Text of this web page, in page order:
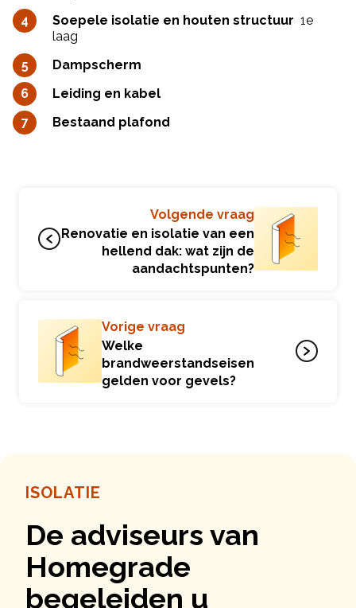
Soepele isolatie en houten structuur 1e
laag
Dampscherm
Leiding en kabel
Bestaand plafond
Volgende vraag
Renovatie en isolatie van een
hellend dak: wat zijn de
aandachtspunten?
Vorige vraag
Welke
brandweerstandseisen
gelden voor gevels?
ISOLATIE
De adviseurs van
Homegrade
begeleiden u